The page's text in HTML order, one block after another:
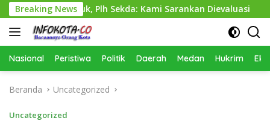
Langsung
ke
konten
Breaking News
Buruk, Plh Sekda: Kami Sarankan Dievaluasi
Nasional Peristiwa Politik Daerah Medan Hukrim
Beranda Uncategorized
Uncategorized